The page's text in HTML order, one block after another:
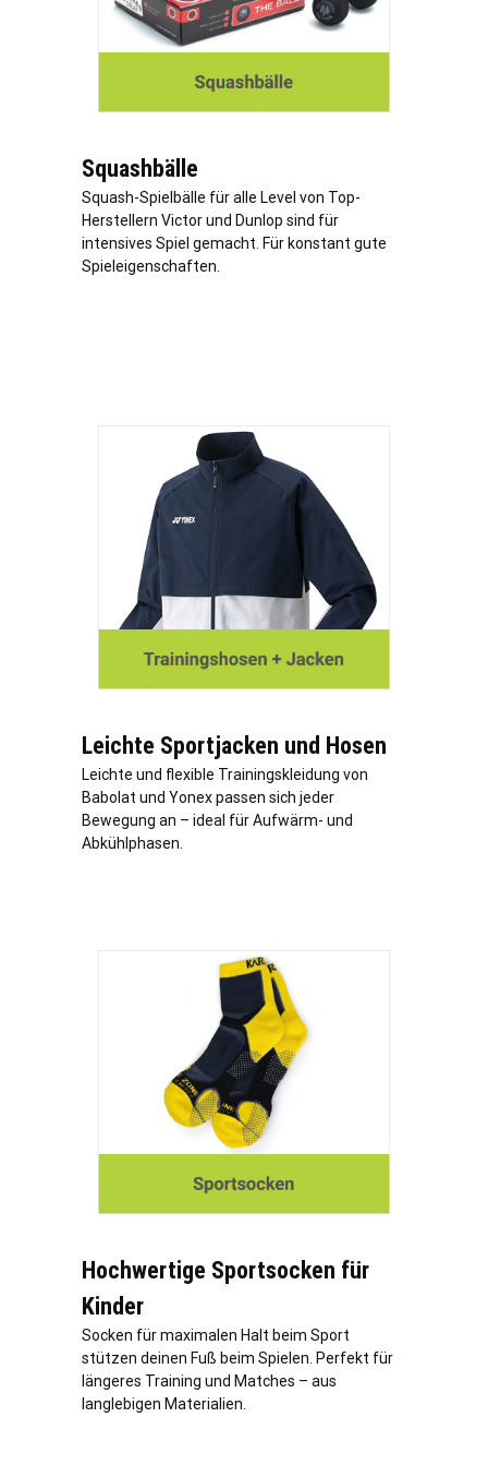
Squashbälle
Squash-Spielbälle für alle Level von Top-
Herstellern Victor und Dunlop sind für
intensives Spiel gemacht. Für konstant gute
Spieleigenschaften.
Leichte Sportjacken und Hosen
Leichte und flexible Trainingskleidung von
Babolat und Yonex passen sich jeder
Bewegung an – ideal für Aufwärm- und
Abkühlphasen.
Hochwertige Sportsocken für
Kinder
Socken für maximalen Halt beim Sport
stützen deinen Fuß beim Spielen. Perfekt für
längeres Training und Matches – aus
langlebigen Materialien.